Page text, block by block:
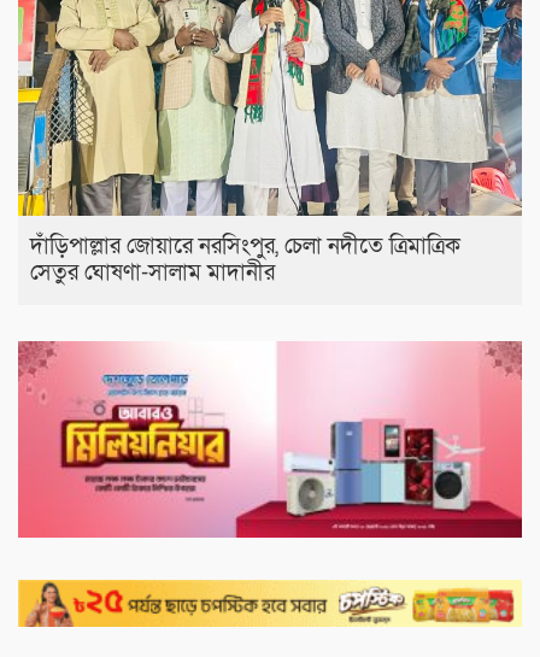
দাঁড়িপাল্লার জোয়ারে নরসিংপুর, চেলা নদীতে ত্রিমাত্রিক
সেতুর ঘোষণা-সালাম মাদানীর